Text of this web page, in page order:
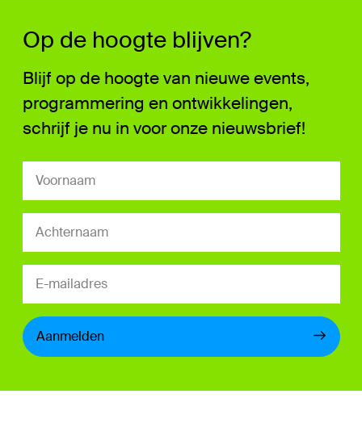
Op de hoogte blijven?
Blijf op de hoogte van nieuwe events,
programmering en ontwikkelingen,
schrijf je nu in voor onze nieuwsbrief!
Aanmelden